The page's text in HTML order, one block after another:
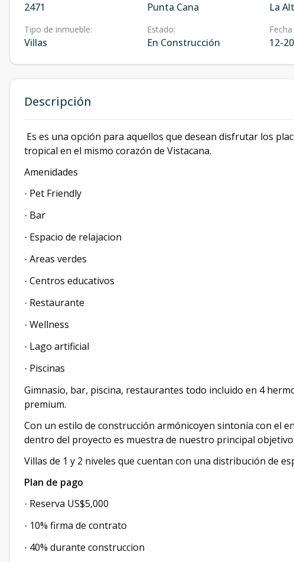
2471 Punta Cana La
Tipo de inmueble:
Villas
Estado:
En Construcción 12-
Descripción
Es es una opción para aquellos que desean disfrutar los
tropical en el mismo corazón de Vistacana.
Amenidades
· Pet Friendly
· Bar
· Espacio de relajacion
· Areas verdes
· Centros educativos
· Restaurante
· Wellness
· Lago artificial
· Piscinas
Gimnasio, bar, piscina, restaurantes todo incluido en 4
premium.
Con un estilo de construcción armónicoyen sintonía con el
dentro del proyecto es muestra de nuestro principal
Villas de 1 y 2 niveles que cuentan con una distribución de
Plan de pago
· Reserva US$5,000
· 10% firma de contrato
· 40% durante construccion